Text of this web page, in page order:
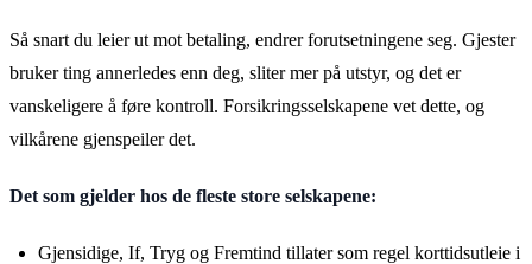
Så snart du leier ut mot betaling, endrer forutsetningene seg. Gjester
bruker ting annerledes enn deg, sliter mer på utstyr, og det er
vanskeligere å føre kontroll. Forsikringsselskapene vet dette, og
vilkårene gjenspeiler det.
Det som gjelder hos de fleste store selskapene:
Gjensidige, If, Tryg og Fremtind tillater som regel korttidsutleie i